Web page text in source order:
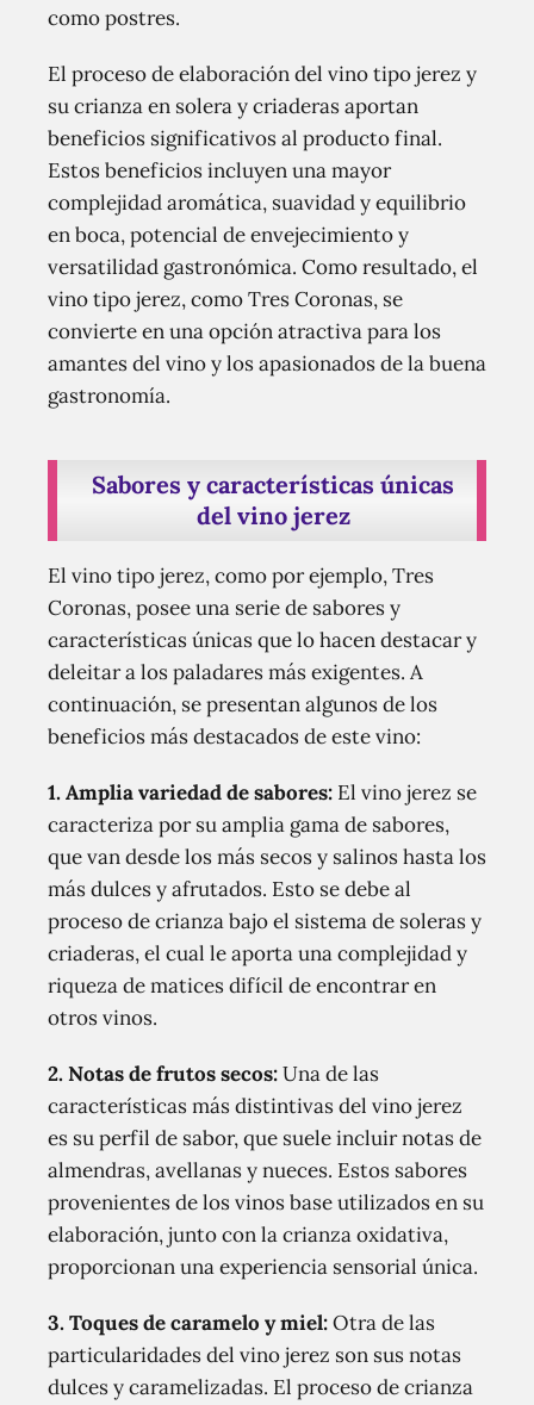
como postres.
El proceso de elaboración del vino tipo jerez y
su crianza en solera y criaderas aportan
beneficios significativos al producto final.
Estos beneficios incluyen una mayor
complejidad aromática, suavidad y equilibrio
en boca, potencial de envejecimiento y
versatilidad gastronómica. Como resultado, el
vino tipo jerez, como Tres Coronas, se
convierte en una opción atractiva para los
amantes del vino y los apasionados de la buena
gastronomía.
Sabores y características únicas
del vino jerez
El vino tipo jerez, como por ejemplo, Tres
Coronas, posee una serie de sabores y
características únicas que lo hacen destacar y
deleitar a los paladares más exigentes. A
continuación, se presentan algunos de los
beneficios más destacados de este vino:
1.Amplia variedad de sabores: El vino jerez se
caracteriza por su amplia gama de sabores,
que van desde los más secos y salinos hasta los
más dulces y afrutados. Esto se debe al
proceso de crianza bajo el sistema de soleras y
criaderas, el cual le aporta una complejidad y
riqueza de matices difícil de encontrar en
otros vinos.
2.Notas de frutos secos:Una de las
características más distintivas del vino jerez
es su perfil de sabor, que suele incluir notas de
almendras, avellanas y nueces. Estos sabores
provenientes de los vinos base utilizados en su
elaboración, junto con la crianza oxidativa,
proporcionan una experiencia sensorial única.
3.Toques de caramelo y miel:Otra de las
particularidades del vino jerez son sus notas
dulces y caramelizadas. El proceso de crianza